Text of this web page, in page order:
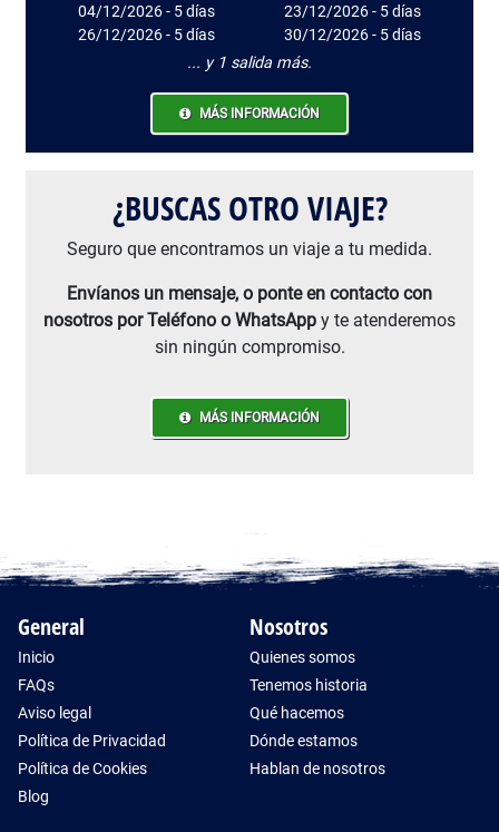
04/12/2026 - 5 días
23/12/2026 - 5 días
26/12/2026 - 5 días
30/12/2026 - 5 días
... y 1 salida más.
MÁS INFORMACIÓN
¿BUSCAS OTRO VIAJE?
Seguro que encontramos un viaje a tu medida.
Envíanos un mensaje, o ponte en contacto con
nosotros por Teléfono o WhatsApp y te atenderemos
sin ningún compromiso.
MÁS INFORMACIÓN
General
Inicio
FAQs
Aviso legal
Política de Privacidad
Política de Cookies
Blog
Nosotros
Quienes somos
Tenemos historia
Qué hacemos
Dónde estamos
Hablan de nosotros